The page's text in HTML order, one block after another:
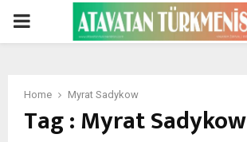
PRIMARY
Home Myrat Sadykow
Tag : Myrat Sadykow